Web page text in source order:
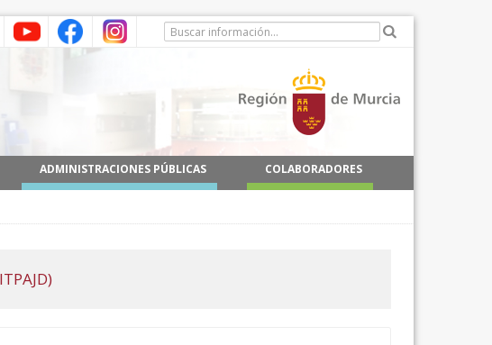
ADMINISTRACIONES PÚBLICAS COLABORADORES